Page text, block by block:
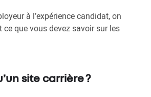
à l’expérience candidat, on
que vous devez savoir sur les
site carrière ?